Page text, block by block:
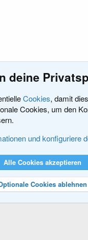
Datenschutz
® © 2010-2024 XenForo Ltd.
deine
Cookies, damit
Cookies, um den
und konfiguriere
Alle Cookies akzeptieren
Cookies ablehnen